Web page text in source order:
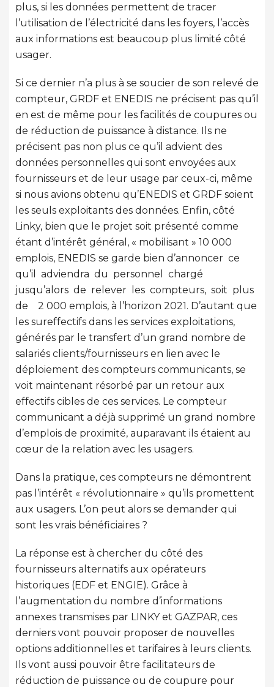
plus, si les données permettent de tracer
l’utilisation de l’électricité dans les foyers, l’accès
aux informations est beaucoup plus limité côté
usager.
Si ce dernier n’a plus à se soucier de son relevé de
compteur, GRDF et ENEDIS ne précisent pas qu’il
en est de même pour les facilités de coupures ou
de réduction de puissance à distance. Ils ne
précisent pas non plus ce qu’il advient des
données personnelles qui sont envoyées aux
fournisseurs et de leur usage par ceux-ci, même
si nous avions obtenu qu’ENEDIS et GRDF soient
les seuls exploitants des données. Enfin, côté
Linky, bien que le projet soit présenté comme
étant d’intérêt général, « mobilisant » 10 000
emplois, ENEDIS se garde bien d’annoncer ce
qu’il adviendra du personnel chargé
jusqu’alors de relever les compteurs, soit plus
de 2 000 emplois, à l’horizon 2021. D’autant que
les sureffectifs dans les services exploitations,
générés par le transfert d’un grand nombre de
salariés clients/fournisseurs en lien avec le
déploiement des compteurs communicants, se
voit maintenant résorbé par un retour aux
effectifs cibles de ces services. Le compteur
communicant a déjà supprimé un grand nombre
d’emplois de proximité, auparavant ils étaient au
cœur de la relation avec les usagers.
Dans la pratique, ces compteurs ne démontrent
pas l’intérêt « révolutionnaire » qu’ils promettent
aux usagers. L’on peut alors se demander qui
sont les vrais bénéficiaires ?
La réponse est à chercher du côté des
fournisseurs alternatifs aux opérateurs
historiques (EDF et ENGIE). Grâce à
l’augmentation du nombre d’informations
annexes transmises par LINKY et GAZPAR, ces
derniers vont pouvoir proposer de nouvelles
options additionnelles et tarifaires à leurs clients.
Ils vont aussi pouvoir être facilitateurs de
réduction de puissance ou de coupure pour